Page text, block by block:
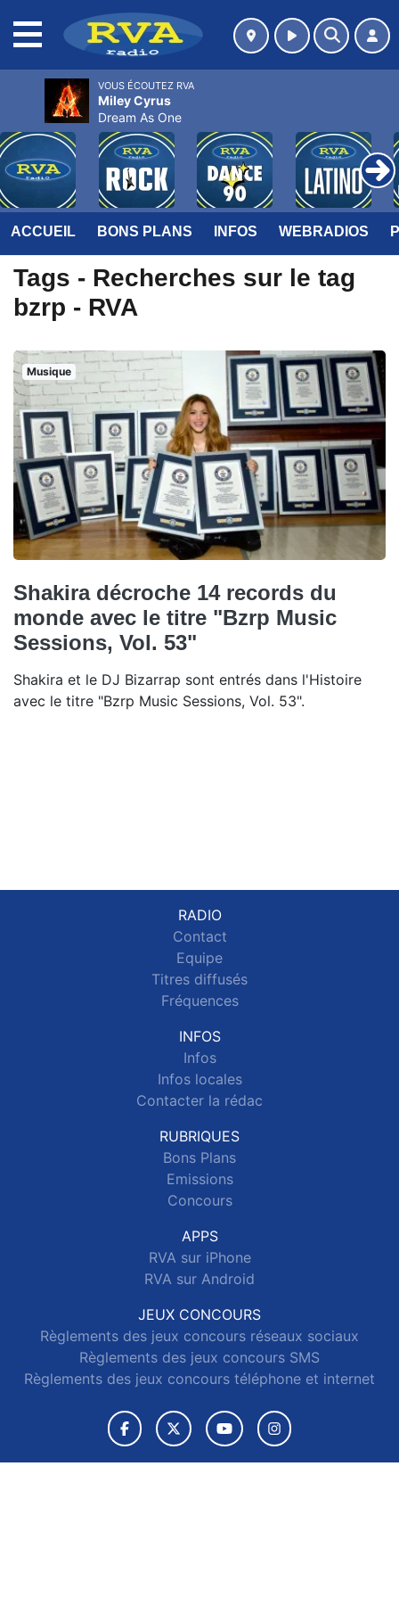
ACCUEIL BONS PLANS INFOS WEBRADIOS
Tags - Recherches sur le tag
bzrp - RVA
Musique
Shakira décroche 14 records du
monde avec le titre "Bzrp Music
Sessions, Vol. 53"
Shakira et le DJ Bizarrap sont entrés dans l'Histoire
avec le titre "Bzrp Music Sessions, Vol. 53".
RADIO
Contact
Equipe
Titres diffusés
Fréquences
INFOS
Infos
Infos locales
Contacter la rédac
RUBRIQUES
Bons Plans
Emissions
Concours
APPS
RVA sur iPhone
RVA sur Android
JEUX CONCOURS
Règlements des jeux concours réseaux sociaux
Règlements des jeux concours SMS
Règlements des jeux concours téléphone et internet
VOUS ÉCOUTEZ RVA
Miley Cyrus
Dream As One